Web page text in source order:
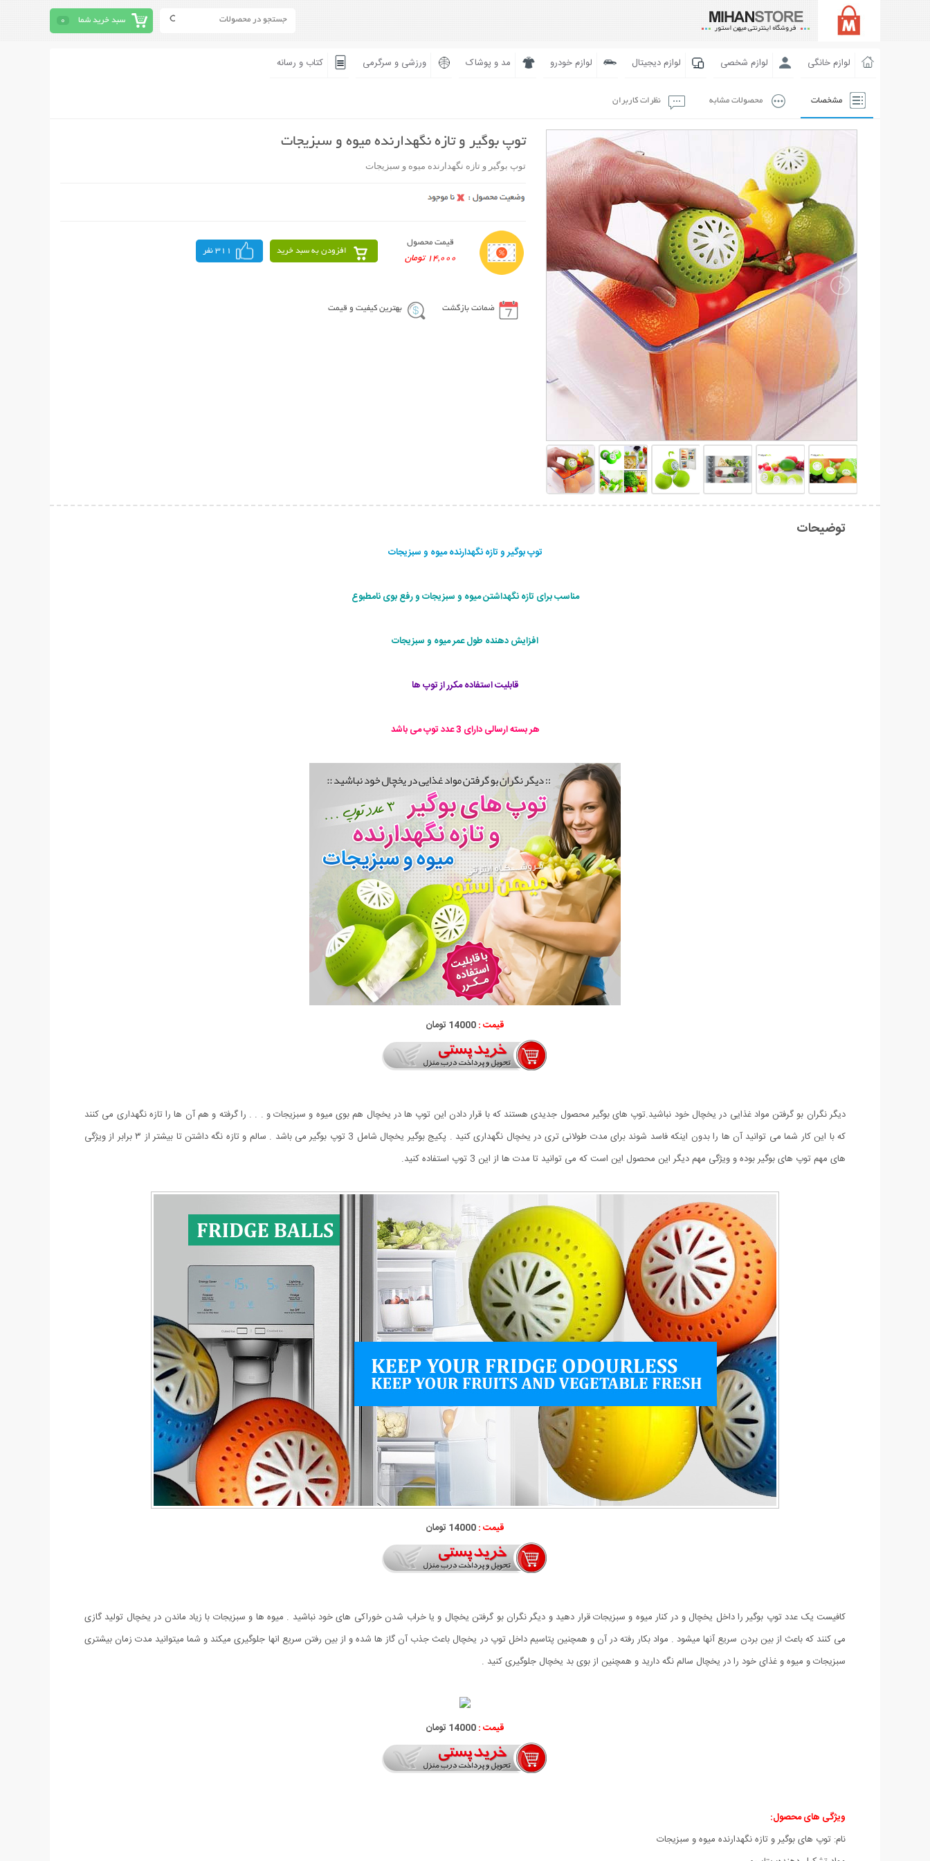
سبد خرید شما 0
لوازم خانگی لوازم شخصی لوازم دیجیتال لوازم خودرو مد و پوشاک ورزشی و سرگرمی کتاب و رسانه
مشخصات محصولات مشابه نظرات کاربران
توپ بوگیر و تازه نگهدارنده میوه و سبزیجات
توپ بوگیر و تازه نگهدارنده میوه و سبزیجات
قیمت محصول
14,000 تومان
افزودن به سبد خرید 311 نفر
ضمانت بازگشت بهترین کیفیت و قیمت
توضیحات
توپ بوگیر و تازه نگهدارنده میوه و سبزیجات
مناسب برای تازه نگهداشتن میوه و سبزیجات و رفع بوی نامطبوع
افزایش دهنده طول عمر میوه و سبزیجات
قابلیت استفاده مکرر از توپ ها
هر بسته ارسالی دارای 3 عدد توپ می باشد
قیمت :14000 تومان
دیگر نگران بو گرفتن مواد غذایی در یخچال خود نباشید.توپ های بوگیر محصول جدیدی هستند که با قرار دادن این توپ ها در یخچال هم بوی میوه و سبزیجات و . . . را گرفته و هم آن ها را تازه نگهداری می کنند
که با این کار شما می توانید آن ها را بدون اینکه فاسد شوند برای مدت طولانی تری در یخچال نگهداری کنید . پکیج بوگیر یخچال شامل 3 توپ بوگیر می باشد . سالم و تازه نگه داشتن تا بیشتر از ۳ برابر از ویژگی
های مهم توپ های بوگیر بوده و ویژگی مهم دیگر این محصول این است که می توانید تا مدت ها از این 3 توپ استفاده کنید.
قیمت :14000 تومان
کافیست یک عدد توپ بوگیر را داخل یخچال و در کنار میوه و سبزیجات قرار دهید و دیگر نگران بو گرفتن یخچال و یا خراب شدن خوراکی های خود نباشید . میوه ها و سبزیجات با زیاد ماندن در یخچال تولید گازی
می کنند که باعث از بین بردن سریع آنها میشود . مواد بکار رفته در آن و همچنین پتاسیم داخل توپ در یخچال باعث جذب آن گاز ها شده و از بین رفتن سریع انها جلوگیری میکند و شما میتوانید مدت زمان بیشتری
سبزیجات و میوه و غذای خود را در یخچال سالم نگه دارید و همچنین از بوی بد یخچال جلوگیری کنید .
قیمت :14000 تومان
ویژگی های محصول:
نام: توپ های بوگیر و تازه نگهدارنده میوه و سبزیجات